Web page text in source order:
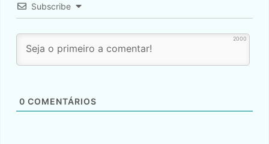
Subscribe
2000
0 COMENTÁRIOS